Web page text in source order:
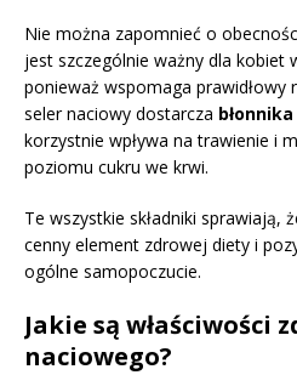
Nie można zapomnieć o
jest szczególnie ważny dla kobiet
ponieważ wspomaga
seler naciowy dostarcza
korzystnie wpływa na trawienie i
poziomu cukru we krwi.
Te wszystkie składniki sprawiają,
cenny element zdrowej diety i
ogólne samopoczucie.
Jakie są właściwości
naciowego?